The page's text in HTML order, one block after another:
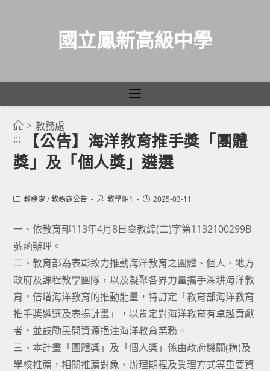
國立鳳新高級中學
> 教務處
:::
【公告】海洋教育推手獎「團體
獎」及「個人獎」遴選
Post教務處 / 教務處公告
Post教學組1
Post2025-03-11
一、依教育部113年4月8日臺教綜(二)字第1132100299B
號函辦理。
二、教育部為表彰致力推動海洋教育之團體、個人、地方
政府及課程教學團隊，以及凝聚各界力量攜手深耕海洋教
育，倍增海洋教育的推動能量，特訂定「教育部海洋教育
推手獎遴選及表揚計畫」，以肯定對海洋教育有卓越貢獻
者，並鼓勵民間資源挹注海洋教育業務。
三、本計畫「團體獎」及「個人獎」係由政府機關(構)及
學校推薦，相關推薦對象、辦理期程及受理方式等重要資